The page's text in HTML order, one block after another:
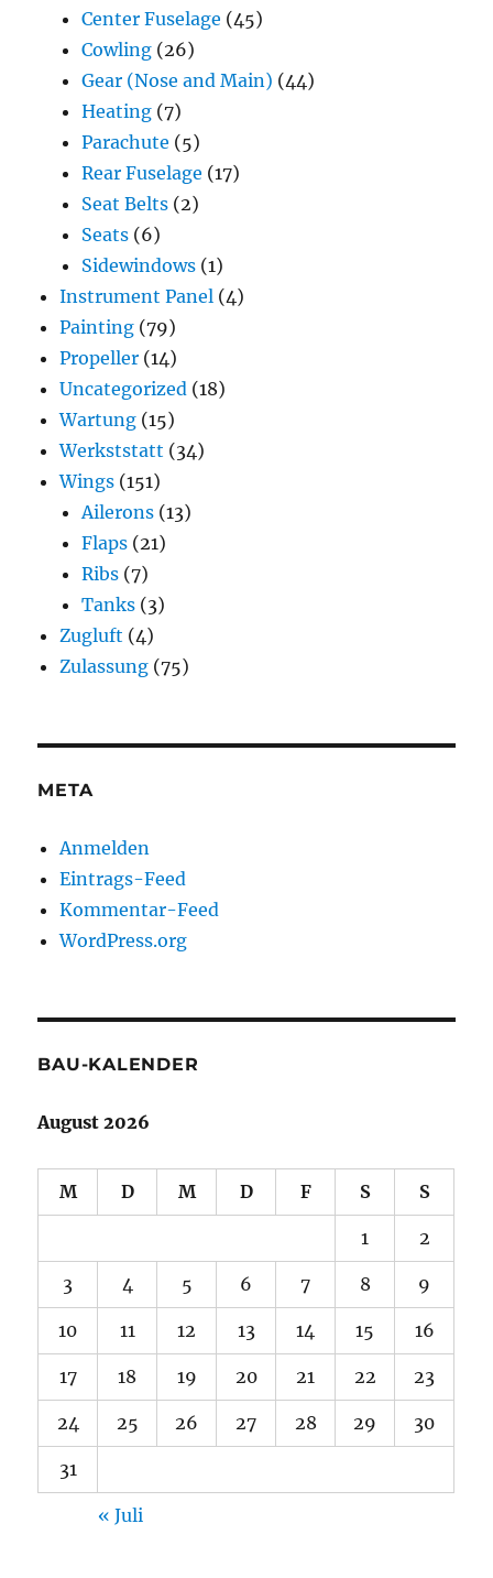
Center Fuselage (45)
Cowling (26)
Gear (Nose and Main) (44)
Heating (7)
Parachute (5)
Rear Fuselage (17)
Seat Belts (2)
Seats (6)
Sidewindows (1)
Instrument Panel (4)
Painting (79)
Propeller (14)
Uncategorized (18)
Wartung (15)
Werkststatt (34)
Wings (151)
Ailerons (13)
Flaps (21)
Ribs (7)
Tanks (3)
Zugluft (4)
Zulassung (75)
META
Anmelden
Eintrags-Feed
Kommentar-Feed
WordPress.org
BAU-KALENDER
August 2026
M D M D F S S
1 2
3 4 5 6 7 8 9
10 11 12 13 14 15 16
17 18 19 20 21 22 23
24 25 26 27 28 29 30
31
« Juli